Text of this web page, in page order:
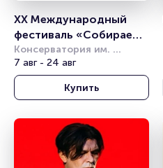
XX Международный
фестиваль «Собираем
друзей»
Консерватория им.
Чайковского
7 авг - 24 авг
Купить